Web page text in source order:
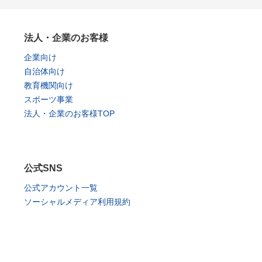
法人・企業のお客様
企業向け
自治体向け
教育機関向け
スポーツ事業
法人・企業のお客様TOP
公式SNS
公式アカウント一覧
ソーシャルメディア利用規約